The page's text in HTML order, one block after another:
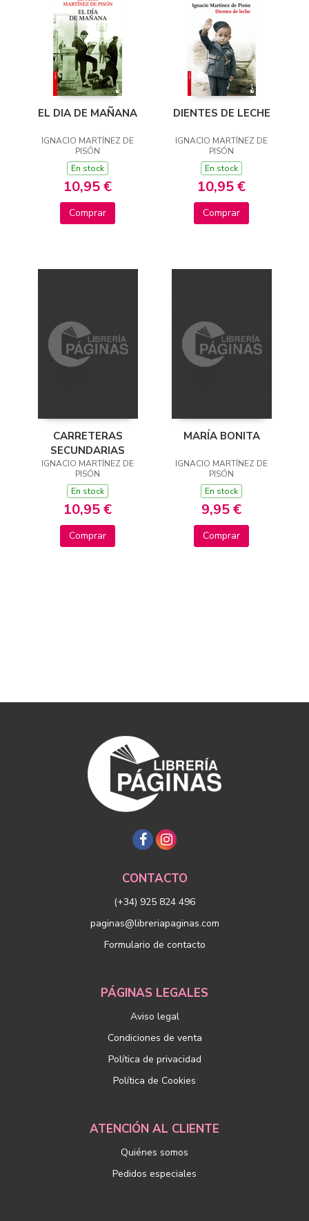
EL DIA DE MAÑANA
IGNACIO MARTÍNEZ DE
PISÓN
En stock
10,95 €
Comprar
DIENTES DE LECHE
IGNACIO MARTÍNEZ DE
PISÓN
En stock
10,95 €
Comprar
CARRETERAS
SECUNDARIAS
IGNACIO MARTÍNEZ DE
PISÓN
En stock
10,95 €
Comprar
MARÍA BONITA
IGNACIO MARTÍNEZ DE
PISÓN
En stock
9,95 €
Comprar
CONTACTO
(+34) 925 824 496
paginas@libreriapaginas.com
Formulario de contacto
PÁGINAS LEGALES
Aviso legal
Condiciones de venta
Política de privacidad
Política de Cookies
ATENCIÓN AL CLIENTE
Quiénes somos
Pedidos especiales